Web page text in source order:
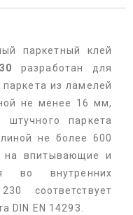
паркетный клей
разработан для
из ламелей
не менее 16 мм,
паркета
не более 600
на впитывающие и
во внутренних
соответствует
DIN EN 14293.